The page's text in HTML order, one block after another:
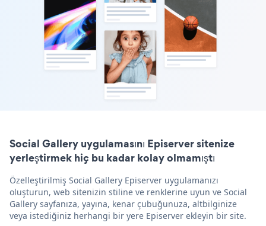
Social Gallery uygulamasını Episerver sitenize
yerleştirmek hiç bu kadar kolay olmamıştı
Özelleştirilmiş Social Gallery Episerver uygulamanızı
oluşturun, web sitenizin stiline ve renklerine uyun ve Social
Gallery sayfanıza, yayına, kenar çubuğunuza, altbilginize
veya istediğiniz herhangi bir yere Episerver ekleyin bir site.